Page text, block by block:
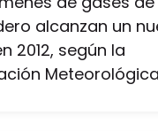
alcanzan un
2012, según la